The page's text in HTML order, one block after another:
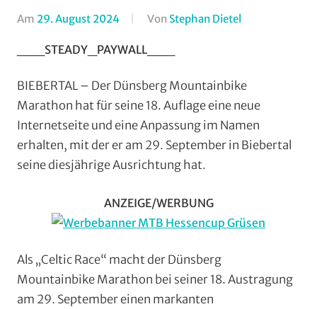
Am 29. August 2024 Von Stephan Dietel
Biebertal
Gravel
Marathon
Mountainbike
___STEADY_PAYWALL___
BIEBERTAL – Der Dünsberg Mountainbike
Marathon hat für seine 18. Auflage eine neue
Internetseite und eine Anpassung im Namen
erhalten, mit der er am 29. September in Biebertal
seine diesjährige Ausrichtung hat.
ANZEIGE/WERBUNG
Als „Celtic Race“ macht der Dünsberg
Mountainbike Marathon bei seiner 18. Austragung
am 29. September einen markanten